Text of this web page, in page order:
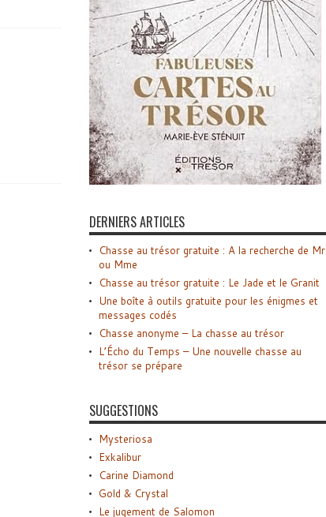
DERNIERS ARTICLES
Chasse au trésor gratuite : A la recherche de Mr
ou Mme
Chasse au trésor gratuite : Le Jade et le Granit
Une boîte à outils gratuite pour les énigmes et
messages codés
Chasse anonyme – La chasse au trésor
L’Écho du Temps – Une nouvelle chasse au
trésor se prépare
SUGGESTIONS
Mysteriosa
Exkalibur
Carine Diamond
Gold & Crystal
Le jugement de Salomon